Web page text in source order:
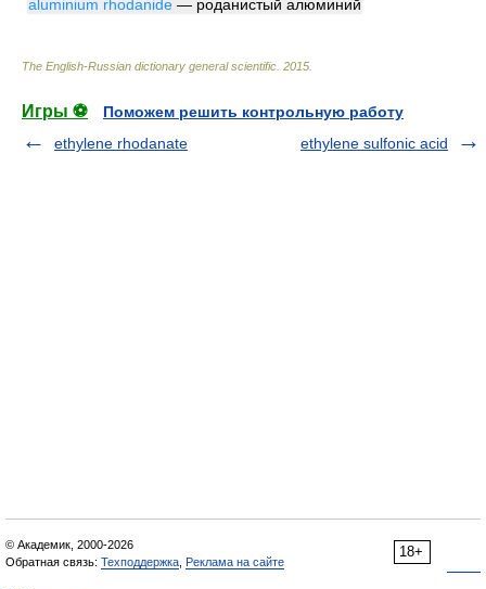
aluminium rhodanide — роданистый алюминий
The English-Russian dictionary general scientific 2015
Игры ⚽
Поможем решить контрольную работу
ethylene rhodanate
ethylene sulfonic acid
18+
© Академик, 2000-2026
Обратная связь: Техподдержка Реклама на сайте